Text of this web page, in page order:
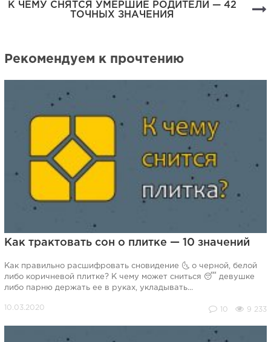
К ЧЕМУ СНЯТСЯ УМЕРШИЕ РОДИТЕЛИ — 42
ТОЧНЫХ ЗНАЧЕНИЯ
Рекомендуем к прочтению
Как трактовать сон о плитке — 10 значений
Как правильно расшифровать сновидение 🌜 о черной, белой
либо коричневой плитке? К чему может сниться 😴 девушке
либо парню держать ее в руках, укладывать...
10 9 233